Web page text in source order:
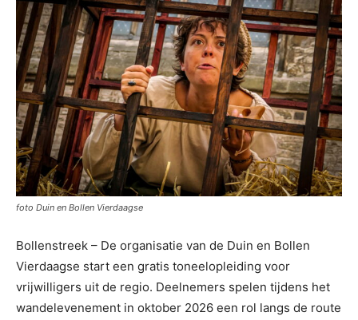
foto Duin en Bollen Vierdaagse
Bollenstreek – De organisatie van de Duin en Bollen
Vierdaagse start een gratis toneelopleiding voor
vrijwilligers uit de regio. Deelnemers spelen tijdens het
wandelevenement in oktober 2026 een rol langs de route